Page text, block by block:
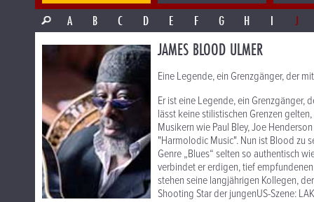
A
B C D E F G H I J
JAMES BLOOD ULMER
Eine Legende, ein Grenzgänger, der
Er ist eine Legende, ein Grenzgänger,
lässt keine stilistischen Grenzen
Musikern wie Paul Bley, Joe
"Harmolodic Music". Nun ist Blood zu
Genre „Blues“ selten so authentisch
verbindet er erdigen, tief
stehen seine langjährigen Kollegen,
Shooting Star der jungenUS-Szene: